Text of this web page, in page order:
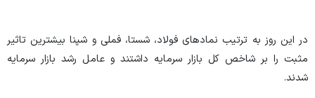
در این روز به ترتیب نماد‌های فولاد، شستا، فملی و شپنا بیشترین تاثیر
مثبت را بر شاخص کل بازار سرمایه داشتند و عامل رشد بازار سرمایه
شدند.